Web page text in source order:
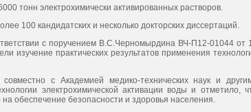
тонн электрохимически активированных растворов.
100 кандидатских и несколько докторских диссертаций.
с поручением В.С.Черномырдина ВЧ-П12-01044 от
изучение практических результатов применения
с Академией медико-технических наук и
электрохимической активации воды и отметило,
обеспечение безопасности и здоровья населения.